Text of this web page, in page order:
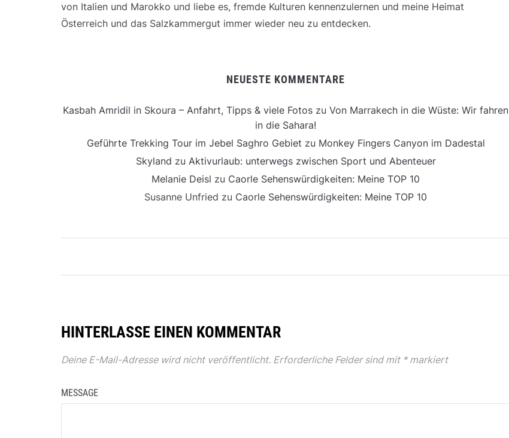
von Italien und Marokko und liebe es, fremde Kulturen kennenzulernen und meine Heimat
Österreich und das Salzkammergut immer wieder neu zu entdecken.
NEUESTE KOMMENTARE
Kasbah Amridil in Skoura – Anfahrt, Tipps & viele Fotos zu Von Marrakech in die Wüste: Wir fahren
in die Sahara!
Geführte Trekking Tour im Jebel Saghro Gebiet zu Monkey Fingers Canyon im Dadestal
Skyland zu Aktivurlaub: unterwegs zwischen Sport und Abenteuer
Melanie Deisl zu Caorle Sehenswürdigkeiten: Meine TOP 10
Susanne Unfried zu Caorle Sehenswürdigkeiten: Meine TOP 10
HINTERLASSE EINEN KOMMENTAR
Deine E-Mail-Adresse wird nicht veröffentlicht. Erforderliche Felder sind mit *markiert
MESSAGE